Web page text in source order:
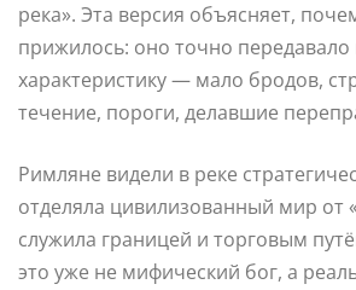
река». Эта версия объясняет,
прижилось: оно точно передавало
характеристику — мало бродов,
течение, пороги, делавшие
Римляне видели в реке
отделяла цивилизованный мир от
служила границей и торговым
это уже не мифический бог, а